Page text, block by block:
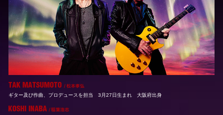
ギター及び作曲、プロデュースを担当 3月27日生まれ 大阪府出身